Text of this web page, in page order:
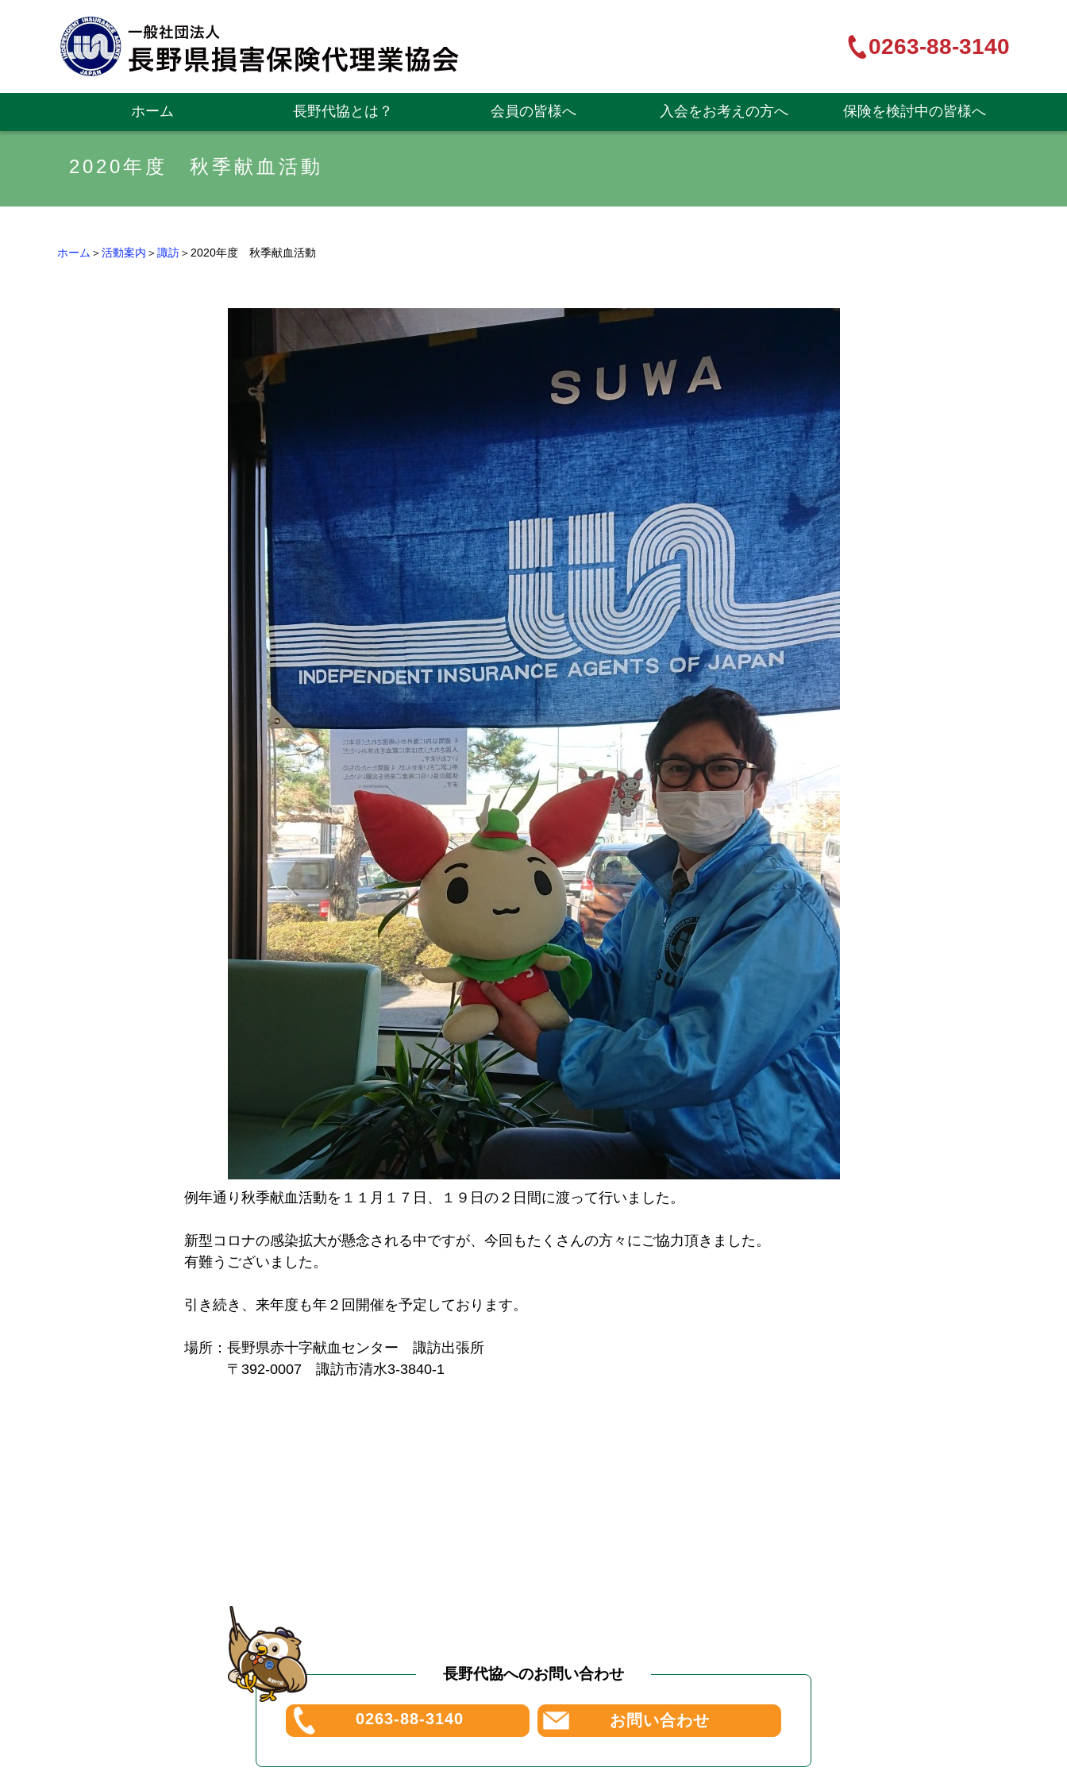
0263-88-3140
ホーム 長野代協とは？ 会員の皆様へ 入会をお考えの方へ 保険を検討中の皆様へ
2020年度 秋季献血活動
ホーム ＞活動案内 ＞諏訪＞2020年度 秋季献血活動
例年通り秋季献血活動を１１月１７日、１９日の２日間に渡って行いました。
新型コロナの感染拡大が懸念される中ですが、今回もたくさんの方々にご協力頂きました。
有難うございました。
引き続き、来年度も年２回開催を予定しております。
場所：長野県赤十字献血センター 諏訪出張所
〒392-0007 諏訪市清水3-3840-1
0263-88-3140 お問い合わせ
長野代協へのお問い合わせ